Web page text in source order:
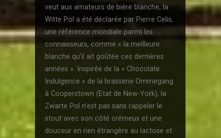
veut aux amateurs de bière blanche, la
Witte Pol a été déclarée par Pierre Celis,
une référence mondiale parmi les
connaisseurs, comme « la meilleure
blanche qu’il ait goûtée ces dernières
années ». Inspirée de la « Chocolate
Indulgence » de la brasserie Ommegang
à Cooperstown (Etat de New-York), la
Zwarte Pol n’est pas sans rappeler le
stout avec son côté crémeux et une
douceur en rien étrangère au lactose et